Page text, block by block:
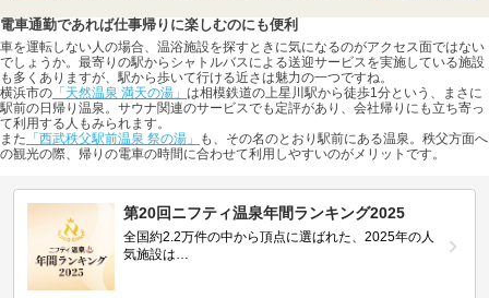
電車通勤であれば仕事帰りに楽しむのにも便利
車を運転しない人の場合、温浴施設を探すときに気になるのがアクセス面ではない
でしょうか。最寄りの駅からシャトルバスによる送迎サービスを実施している施設
も多くありますが、駅から歩いて行ける近さは魅力の一つですね。
横浜市の 「天然温泉 満天の湯」 は相模鉄道の上星川駅から徒歩1分という、まさに
駅前の日帰り温泉。サウナ関連のサービスでも定評があり、会社帰りにも立ち寄っ
て利用する人もみられます。
また 「西武秩父駅前温泉 祭の湯」
も、その名のとおり駅前にある温泉。秩父方面へ
の観光の際、帰りの電車の時間に合わせて利用しやすいのがメリットです。
第20回ニフティ温泉年間ランキング2025
全国約2.2万件の中から頂点に選ばれた、2025年の人
気施設は…